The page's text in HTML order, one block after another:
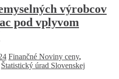
výrobcov
pod vplyvom
Finančné Noviny ceny,
Štatistický úrad Slovenskej